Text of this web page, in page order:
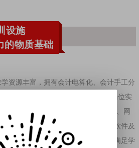
设施
的物质基础
资源丰富，拥有会计电算化、会计手工分
沙盘、虚拟商业社会环境VBSE分岗位实
计算机360余台。安装了用友T3、U8、网
种税务申报、助理会计师考试练习软件及
学资源等共28款实训软件，能充分满足学